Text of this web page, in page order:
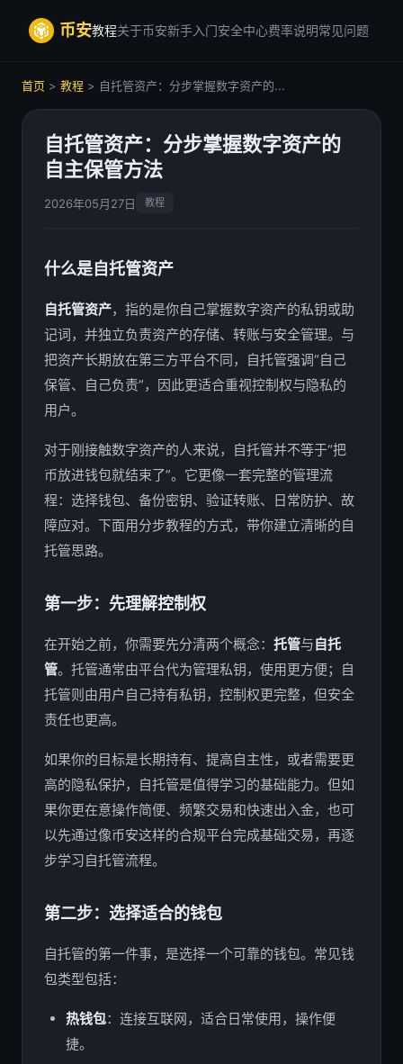
币安教程关于币安新手入门安全中心费率说明常见问题
首页 > 教程 > 自托管资产：分步掌握数字资产的...
自托管资产：分步掌握数字资产的
自主保管方法
2026年05月27日 教程
什么是自托管资产
自托管资产，指的是你自己掌握数字资产的私钥或助
记词，并独立负责资产的存储、转账与安全管理。与
把资产长期放在第三方平台不同，自托管强调“自己
保管、自己负责”，因此更适合重视控制权与隐私的
用户。
对于刚接触数字资产的人来说，自托管并不等于“把
币放进钱包就结束了”。它更像一套完整的管理流
程：选择钱包、备份密钥、验证转账、日常防护、故
障应对。下面用分步教程的方式，带你建立清晰的自
托管思路。
第一步：先理解控制权
在开始之前，你需要先分清两个概念： 托管与自托
管。托管通常由平台代为管理私钥，使用更方便；自
托管则由用户自己持有私钥，控制权更完整，但安全
责任也更高。
如果你的目标是长期持有、提高自主性，或者需要更
高的隐私保护，自托管是值得学习的基础能力。但如
果你更在意操作简便、频繁交易和快速出入金，也可
以先通过像币安这样的合规平台完成基础交易，再逐
步学习自托管流程。
第二步：选择适合的钱包
自托管的第一件事，是选择一个可靠的钱包。常见钱
包类型包括：
热钱包：连接互联网，适合日常使用，操作便
捷。